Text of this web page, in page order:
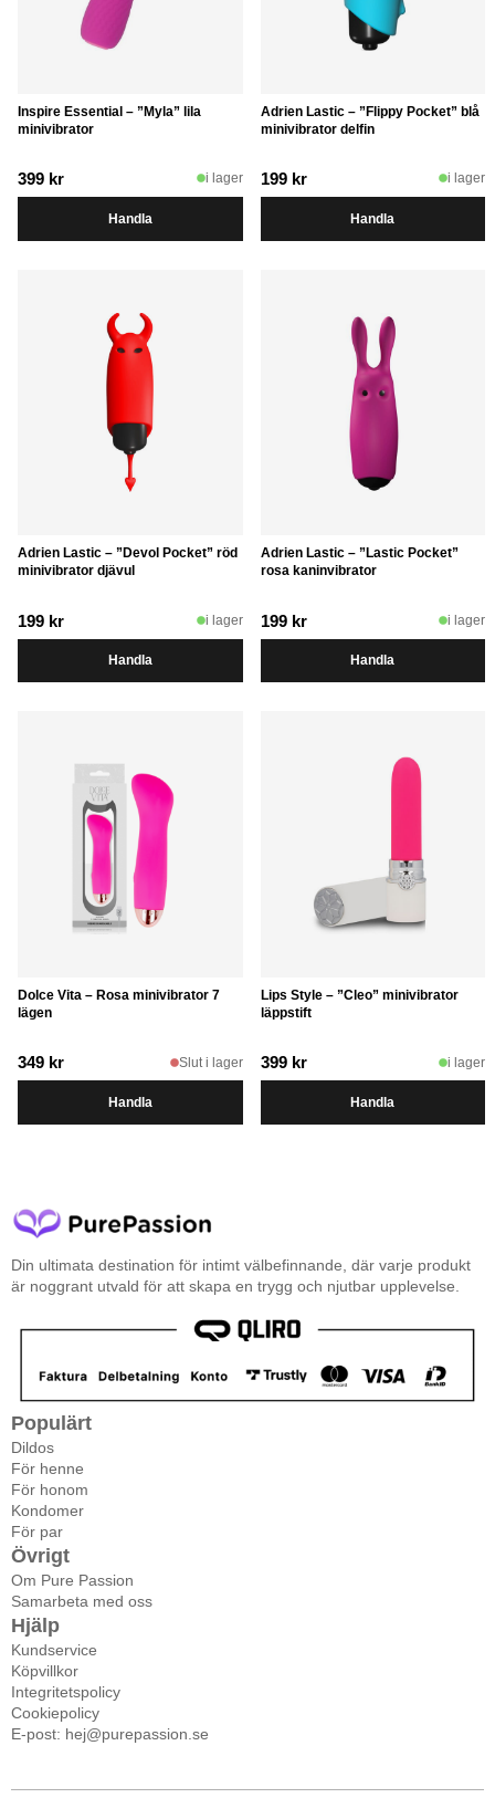
Inspire Essential – ”Myla” lila
minivibrator
399 kr i lager
Handla
Adrien Lastic – ”Flippy Pocket” blå
minivibrator delfin
199 kr i lager
Handla
Adrien Lastic – ”Devol Pocket” röd
minivibrator djävul
199 kr i lager
Handla
Adrien Lastic – ”Lastic Pocket”
rosa kaninvibrator
199 kr i lager
Handla
Dolce Vita – Rosa minivibrator 7
lägen
349 kr Slut i lager
Handla
Lips Style – ”Cleo” minivibrator
läppstift
399 kr i lager
Handla
Din ultimata destination för intimt välbefinnande, där varje produkt
är noggrant utvald för att skapa en trygg och njutbar upplevelse.
Populärt
Dildos
För henne
För honom
Kondomer
För par
Övrigt
Om Pure Passion
Samarbeta med oss
Hjälp
Kundservice
Köpvillkor
Integritetspolicy
Cookiepolicy
E-post: hej@purepassion.se